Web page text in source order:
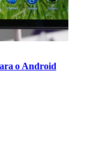
o Android